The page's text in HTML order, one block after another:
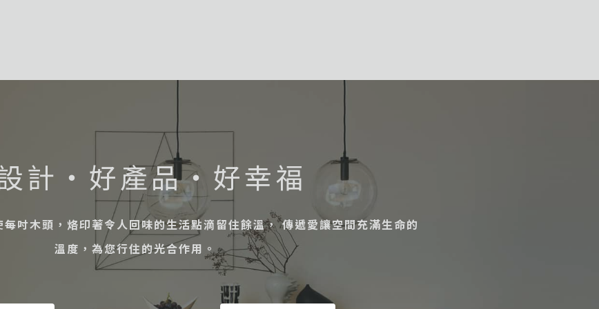
計・好產品・好幸福
每吋木頭，烙印著令人回味的生活點滴留住餘溫， 傳遞愛讓空間充滿生命的
溫度，為您行住的光合作用。